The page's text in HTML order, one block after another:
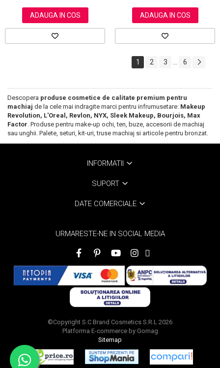
ADAUGA IN COS ADAUGA IN COS
1 2 3 6
Descopera produse cosmetice de calitate premium pentru
machiaj de la cele mai indragite marci pentru infrumusetare: Makeup
Revolution, L'Oreal, Revlon, NYX, Sleek Makeup, Bourjois, Max
Factor . Produse pentru make-up ochi, ten, buze, accesorii de machiaj
sau unghii. Palete, seturi, kit-uri, truse machiaj si articole pentru bronzat.
INFORMATII
SUPORT
DATE COMERCIALE
URMARESTE-NE IN SOCIAL MEDIA
©Copyright S.C Brand Cosmetics S.R.L 2026
Platforma E-commerce by Gomag
Sitemap